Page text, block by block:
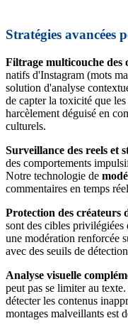
Stratégies
Filtrage multicouche des
natifs d'Instagram (mots
solution d'analyse
de capter la toxicité que
harcèlement déguisé en
culturels.
Surveillance des reels et
des comportements
Notre technologie de
commentaires en temps
Protection des créateurs
sont des cibles
une modération renforcée
avec des seuils de
Analyse visuelle
peut pas se limiter au
détecter les contenus
montages malveillants est